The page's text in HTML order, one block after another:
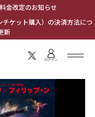
金改定のお知らせ
ケット購入）の決済方法につ
新
ログイン